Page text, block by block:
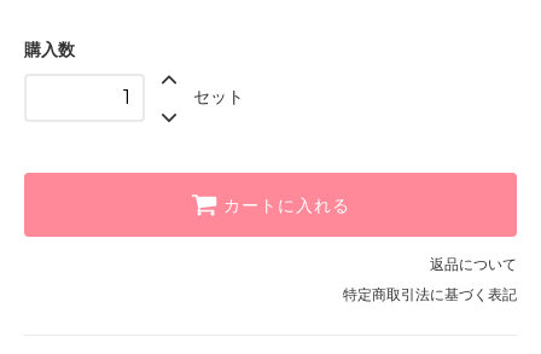
購入数
セット
カートに入れる
返品について
特定商取引法に基づく表記